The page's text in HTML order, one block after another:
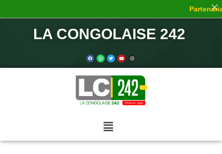
LA CONGOLAISE 242